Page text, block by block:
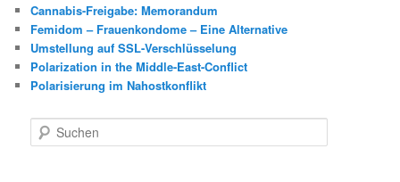
Cannabis-Freigabe: Memorandum
Femidom – Frauenkondome – Eine Alternative
Umstellung auf SSL-Verschlüsselung
Polarization in the Middle-East-Conflict
Polarisierung im Nahostkonflikt
u